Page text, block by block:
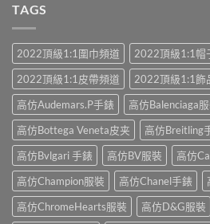
TAGS
2022頂級1:1圍巾頻道
2022頂級1:1帽
2022頂級1:1皮帶頻道
2022頂級1:1飾
高仿Audemars.P手錶
高仿Balenciaga
高仿Bottega Veneta皮夹
高仿Breitling
高仿Bvlgari 手錶
高仿BV服裝
高仿
高仿Champion服裝
高仿Chanel手錶
高仿ChromeHearts服裝
高仿D&G服裝